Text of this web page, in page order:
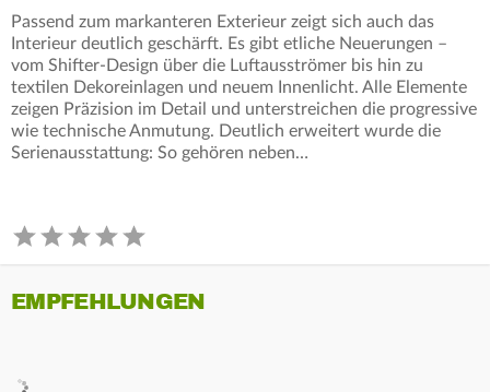
Passend zum markanteren Exterieur zeigt sich auch das
Interieur deutlich geschärft. Es gibt etliche Neuerungen –
vom Shifter-Design über die Luftausströmer bis hin zu
textilen Dekoreinlagen und neuem Innenlicht. Alle Elemente
zeigen Präzision im Detail und unterstreichen die progressive
wie technische Anmutung. Deutlich erweitert wurde die
Serienausstattung: So gehören neben…
EMPFEHLUNGEN